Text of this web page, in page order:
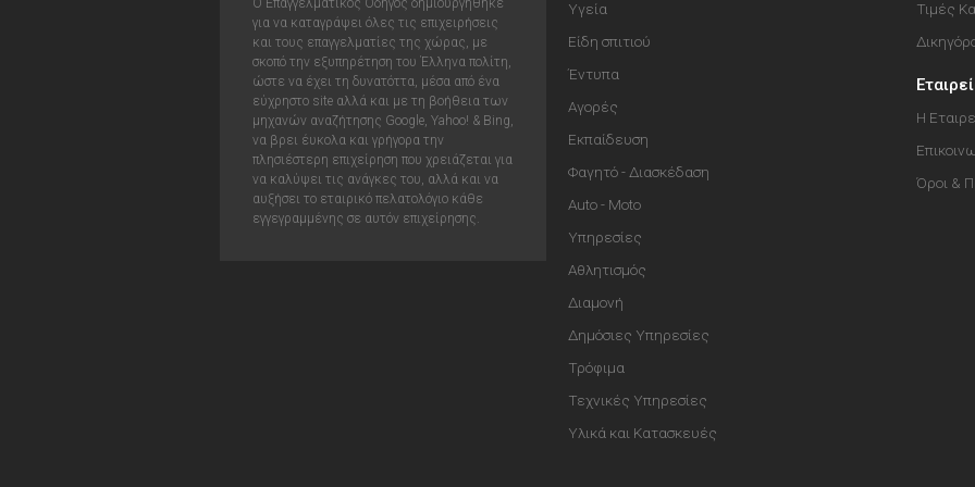
Ο Επαγγελματικός Οδηγός δημιουργήθηκε
για να καταγράψει όλες τις επιχειρήσεις
και τους επαγγελματίες της χώρας, με
σκοπό την εξυπηρέτηση του Έλληνα πολίτη,
ώστε να έχει τη δυνατόττα, μέσα από ένα
εύχρηστο site αλλά και με τη βοήθεια των
μηχανών αναζήτησης Google, Yahoo! & Bing,
να βρει έυκολα και γρήγορα την
πλησιέστερη επιχείρηση που χρειάζεται για
να καλύψει τις ανάγκες του, αλλά και να
αυξήσει το εταιρικό πελατολόγιο κάθε
εγγεγραμμένης σε αυτόν επιχείρησης.
Υγεία
Είδη σπιτιού
Έντυπα
Αγορές
Εκπαίδευση
Φαγητό - Διασκέδαση
Auto - Moto
Υπηρεσίες
Αθλητισμός
Διαμονή
Δημόσιες Υπηρεσίες
Τρόφιμα
Τεχνικές Υπηρεσίες
Υλικά και Κατασκευές
Τιμές
Η
Όροι &